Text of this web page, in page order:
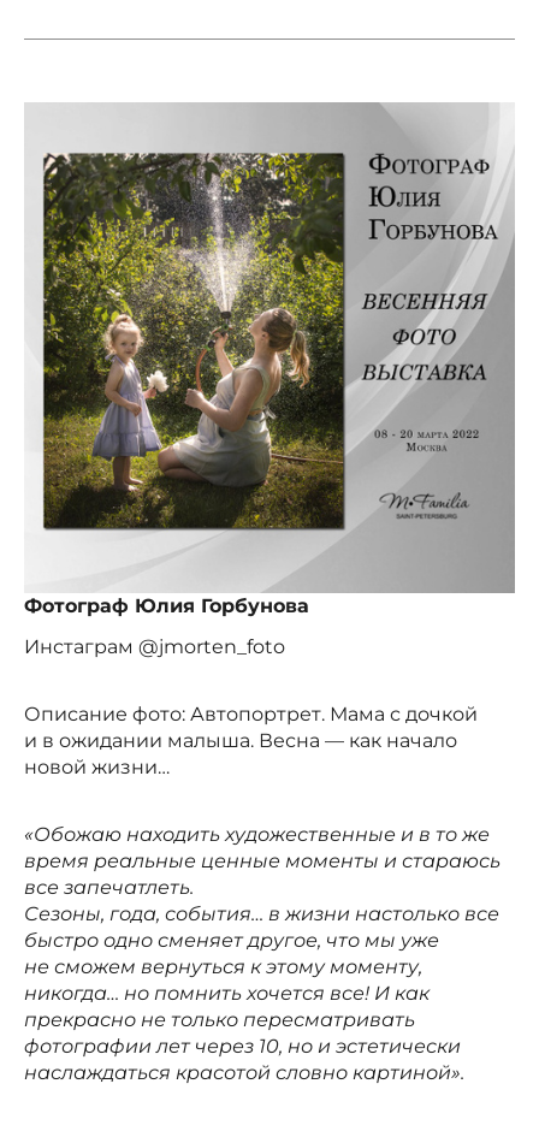
Фотограф Юлия Горбунова
Инстаграм @jmorten_foto
Описание фото: Автопортрет. Мама с дочкой
и в ожидании малыша. Весна — как начало
новой жизни…
«Обожаю находить художественные и в то же
время реальные ценные моменты и стараюсь
все запечатлеть.
Сезоны, года, события… в жизни настолько все
быстро одно сменяет другое, что мы уже
не сможем вернуться к этому моменту,
никогда… но помнить хочется все! И как
прекрасно не только пересматривать
фотографии лет через 10, но и эстетически
наслаждаться красотой словно картиной».